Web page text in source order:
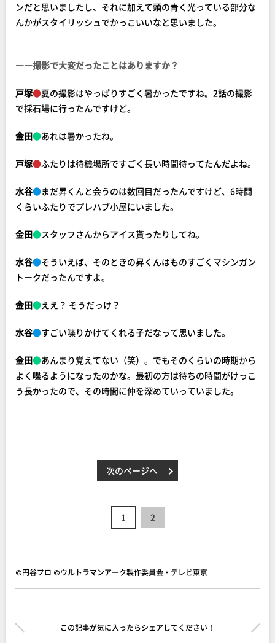
ンだと思いましたし、それに加えて頭の青く光っている部分な
んかがスタイリッシュでかっこいいなと思いました。
――撮影で大変だったことはありますか？
戸塚●夏の撮影はやっぱりすごく暑かったですね。2話の撮影
で採石場に行ったんですけど。
金田●あれは暑かったね。
戸塚●ふたりは待機場所ですごく長い時間待ってたんだよね。
水谷●まだ昇くんと会うのは数回目だったんですけど、6時間
くらいふたりでプレハブ小屋にいました。
金田●スタッフさんからアイス貰ったりしてね。
水谷●そういえば、そのときの昇くんはものすごくマシンガン
トークだったんですよ。
金田●ええ？ そうだっけ？
水谷●すごい喋りかけてくれる子だなって思いました。
金田●あんまり覚えてない（笑）。でもそのくらいの時期から
よく喋るようになったのかな。最初の方は待ちの時間がけっこ
う長かったので、その時間に仲を深めていっていました。
次のページへ
1 2
©円谷プロ ©ウルトラマンアーク製作委員会・テレビ東京
この記事が気に入ったらシェアしてください！